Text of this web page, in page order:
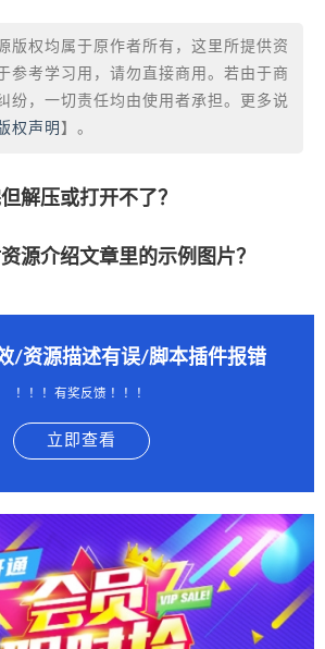
版权均属于原作者所有，这里所提供资
参考学习用，请勿直接商用。若由于商
纷，一切责任均由使用者承担。更多说
权声明 】。
解压或打开不了？
源介绍文章里的示例图片？
/资源描述有误/脚本插件报错
！！！有奖反馈 ！！！
立即查看